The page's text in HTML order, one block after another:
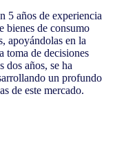
5 años de experiencia
bienes de consumo
apoyándolas en la
toma de decisiones
dos años, se ha
un profundo
de este mercado.